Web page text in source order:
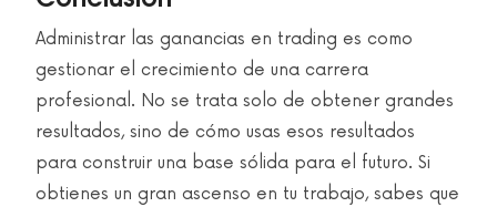
Administrar las ganancias en trading es como
gestionar el crecimiento de una carrera
profesional. No se trata solo de obtener grandes
resultados, sino de cómo usas esos resultados
para construir una base sólida para el futuro. Si
obtienes un gran ascenso en tu trabajo, sabes que